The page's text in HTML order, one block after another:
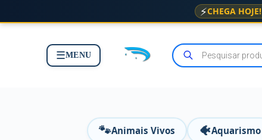
⚡CHEGA HOJE!
☰MENU
🐾Animais Vivos 🐠Aquarismo